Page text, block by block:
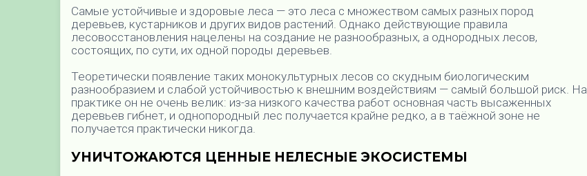
Самые устойчивые и здоровые леса — это леса с множеством самых разных пород
деревьев, кустарников и других видов растений. Однако действующие правила
лесовосстановления нацелены на создание не разнообразных, а однородных лесов,
состоящих, по сути, их одной породы деревьев.
Теоретически появление таких монокультурных лесов со скудным биологическим
разнообразием и слабой устойчивостью к внешним воздействиям — самый большой риск. На
практике он не очень велик: из-за низкого качества работ основная часть высаженных
деревьев гибнет, и однопородный лес получается крайне редко, а в таёжной зоне не
получается практически никогда.
УНИЧТОЖАЮТСЯ ЦЕННЫЕ НЕЛЕСНЫЕ ЭКОСИСТЕМЫ